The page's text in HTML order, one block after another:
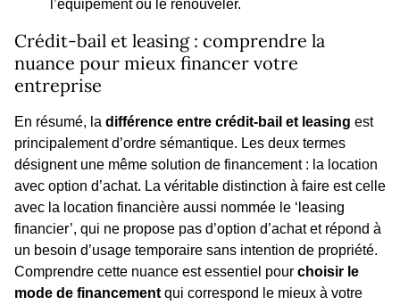
l’équipement ou le renouveler.
Crédit-bail et leasing : comprendre la
nuance pour mieux financer votre
entreprise
En résumé, la différence entre crédit-bail et leasing est
principalement d’ordre sémantique. Les deux termes
désignent une même solution de financement : la location
avec option d’achat. La véritable distinction à faire est celle
avec la location financière aussi nommée le ‘leasing
financier’, qui ne propose pas d’option d’achat et répond à
un besoin d’usage temporaire sans intention de propriété.
Comprendre cette nuance est essentiel pour choisir le
mode de financement qui correspond le mieux à votre